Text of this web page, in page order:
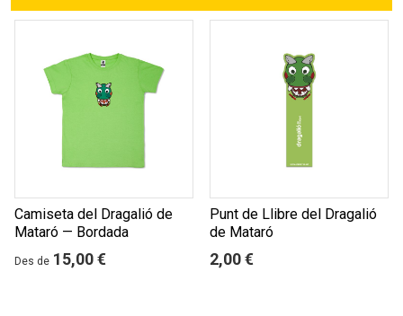
Camiseta del Dragalió de
Mataró — Bordada
Des de 15,00 €
Punt de Llibre del Dragalió
de Mataró
2,00 €